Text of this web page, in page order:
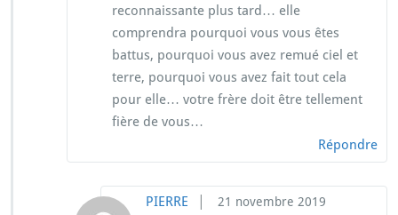
reconnaissante plus tard… elle
comprendra pourquoi vous vous êtes
battus, pourquoi vous avez remué ciel et
terre, pourquoi vous avez fait tout cela
pour elle… votre frère doit être tellement
fière de vous…
Répondre
PIERRE 21 novembre 2019